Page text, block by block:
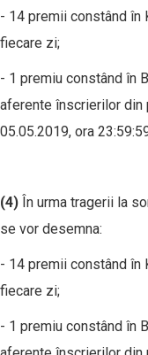
- 14 premii constând în
fiecare zi;
- 1 premiu constând în
aferente înscrierilor din
05.05.2019, ora
(4) În urma tragerii la
se vor desemna:
- 14 premii constând în
fiecare zi;
- 1 premiu constând în